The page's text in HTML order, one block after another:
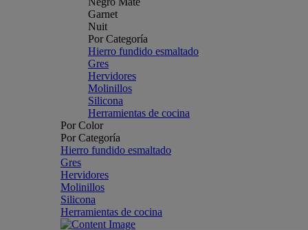
Garnet
Nuit
Por Categoría
Hierro fundido esmaltado
Gres
Hervidores
Molinillos
Silicona
Herramientas de cocina
Por Color
Por Categoría
Hierro fundido esmaltado
Gres
Hervidores
Molinillos
Silicona
Herramientas de cocina